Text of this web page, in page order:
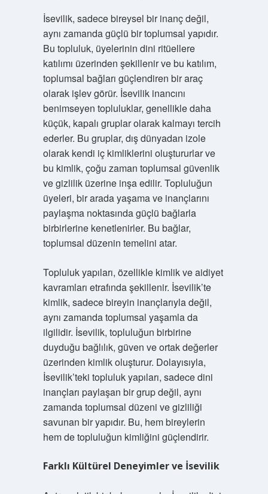
İsevilik, sadece bireysel bir inanç değil,
aynı zamanda güçlü bir toplumsal yapıdır.
Bu topluluk, üyelerinin dini ritüellere
katılımı üzerinden şekillenir ve bu katılım,
toplumsal bağları güçlendiren bir araç
olarak işlev görür. İsevilik inancını
benimseyen topluluklar, genellikle daha
küçük, kapalı gruplar olarak kalmayı tercih
ederler. Bu gruplar, dış dünyadan izole
olarak kendi iç kimliklerini oluştururlar ve
bu kimlik, çoğu zaman toplumsal güvenlik
ve gizlilik üzerine inşa edilir. Topluluğun
üyeleri, bir arada yaşama ve inançlarını
paylaşma noktasında güçlü bağlarla
birbirlerine kenetlenirler. Bu bağlar,
toplumsal düzenin temelini atar.
Topluluk yapıları, özellikle kimlik ve aidiyet
kavramları etrafında şekillenir. İsevilik’te
kimlik, sadece bireyin inançlarıyla değil,
aynı zamanda toplumsal yaşamla da
ilgilidir. İsevilik, topluluğun birbirine
duyduğu bağlılık, güven ve ortak değerler
üzerinden kimlik oluşturur. Dolayısıyla,
İsevilik’teki topluluk yapıları, sadece dini
inançları paylaşan bir grup değil, aynı
zamanda toplumsal düzeni ve gizliliği
savunan bir yapıdır. Bu, hem bireylerin
hem de topluluğun kimliğini güçlendirir.
Farklı Kültürel Deneyimler ve İsevilik